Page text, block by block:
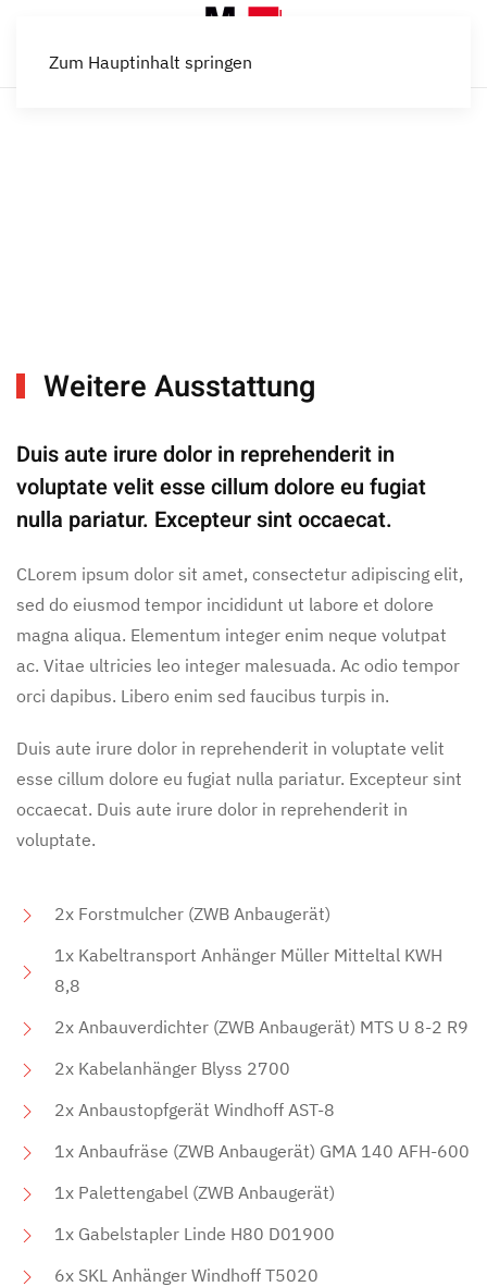
Zum Hauptinhalt springen
Weitere Ausstattung
Duis aute irure dolor in reprehenderit in
voluptate velit esse cillum dolore eu fugiat
nulla pariatur. Excepteur sint occaecat.
CLorem ipsum dolor sit amet, consectetur adipiscing elit,
sed do eiusmod tempor incididunt ut labore et dolore
magna aliqua. Elementum integer enim neque volutpat
ac. Vitae ultricies leo integer malesuada. Ac odio tempor
orci dapibus. Libero enim sed faucibus turpis in.
Duis aute irure dolor in reprehenderit in voluptate velit
esse cillum dolore eu fugiat nulla pariatur. Excepteur sint
occaecat. Duis aute irure dolor in reprehenderit in
voluptate.
2x Forstmulcher (ZWB Anbaugerät)
1x Kabeltransport Anhänger Müller Mitteltal KWH
8,8
2x Anbauverdichter (ZWB Anbaugerät) MTS U 8-2 R9
2x Kabelanhänger Blyss 2700
2x Anbaustopfgerät Windhoff AST-8
1x Anbaufräse (ZWB Anbaugerät) GMA 140 AFH-600
1x Palettengabel (ZWB Anbaugerät)
1x Gabelstapler Linde H80 D01900
6x SKL Anhänger Windhoff T5020